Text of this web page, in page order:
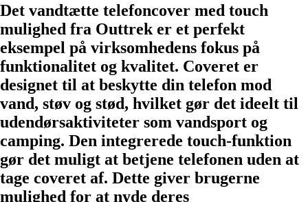
Det vandtætte telefoncover med touch
mulighed fra Outtrek er et perfekt
eksempel på virksomhedens fokus på
funktionalitet og kvalitet. Coveret er
designet til at beskytte din telefon mod
vand, støv og stød, hvilket gør det ideelt til
udendørsaktiviteter som vandsport og
camping. Den integrerede touch-funktion
gør det muligt at betjene telefonen uden at
tage coveret af. Dette giver brugerne
mulighed for at nyde deres